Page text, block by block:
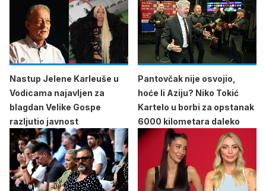
Nastup Jelene Karleuše u
Vodicama najavljen za
blagdan Velike Gospe
razljutio javnost
Pantovčak nije osvojio,
hoće li Aziju? Niko Tokić
Kartelo u borbi za opstanak
6000 kilometara daleko